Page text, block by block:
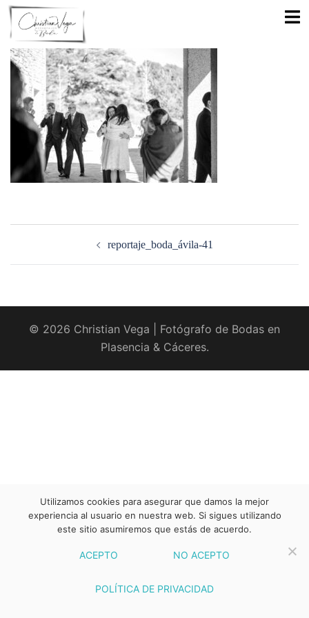
Saltar
contenido
reportaje_boda_ávila-41
© 2026 Christian Vega | Fotógrafo de Bodas en
Plasencia & Cáceres.
Utilizamos cookies para asegurar que damos la mejor
experiencia al usuario en nuestra web. Si sigues utilizando
este sitio asumiremos que estás de acuerdo.
ACEPTO NO ACEPTO
POLÍTICA DE PRIVACIDAD